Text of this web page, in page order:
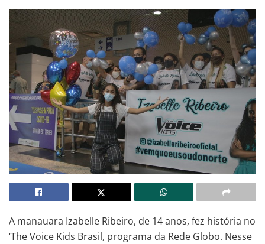
A manauara Izabelle Ribeiro, de 14 anos, fez história no
‘The Voice Kids Brasil, programa da Rede Globo. Nesse